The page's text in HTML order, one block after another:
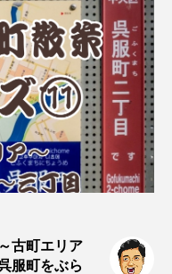
古町エリア
服町をぶら